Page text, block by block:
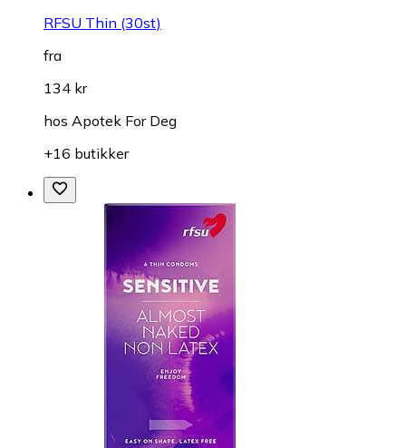
RFSU Thin (30st)
fra
134 kr
hos Apotek For Deg
+16 butikker